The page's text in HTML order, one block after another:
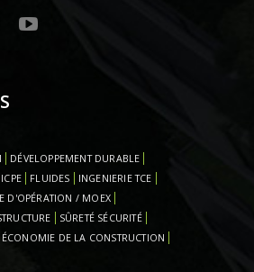
DÉVELOPPEMENT DURABLE
FLUIDES
INGENIERIE TCE
D'OPÉRATION / MOEX
SÛRETÉ SÉCURITÉ
ÉCONOMIE DE LA CONSTRUCTION